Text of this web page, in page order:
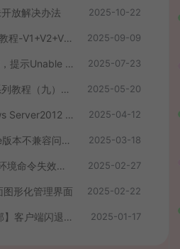
放解决办法 2025-10-22
使用MT管理给APK签名教程-V1+V2+V3签名教程 2025-09-09
万国觉醒安装MongoDB，提示Unable to find image ‘mongo:3.6’、docker拉取镜像失败解决办法 2025-07-23
MT3换皮MH西游进阶系列教程（九）最新后台修改教程+数据库密码修改+配置源码PC模拟器+客户端后台跳转修改+同步物品ID+后台支付跳转修改+后台商场物品添加与修改 2025-05-20
如何关闭服务器Windows Server2012 自带的杀毒程序 2025-04-12
虚拟机与此版本VMware版本不兼容问题的解决方法 2025-03-18
阿拉德搭建安装gcc5.2环境命令失效更新 2025-02-27
形化管理界面 2025-02-22
经典武侠端游【天龙八部】客户端闪退，提示过期等修复插件 2025-01-17